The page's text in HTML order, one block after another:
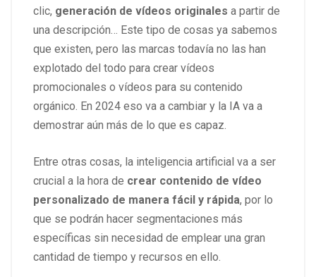
clic, generación de vídeos originales a partir de
una descripción… Este tipo de cosas ya sabemos
que existen, pero las marcas todavía no las han
explotado del todo para crear vídeos
promocionales o vídeos para su contenido
orgánico. En 2024 eso va a cambiar y la IA va a
demostrar aún más de lo que es capaz.
Entre otras cosas, la inteligencia artificial va a ser
crucial a la hora de crear contenido de vídeo
personalizado de manera fácil y rápida, por lo
que se podrán hacer segmentaciones más
específicas sin necesidad de emplear una gran
cantidad de tiempo y recursos en ello.